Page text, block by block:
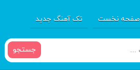
صفحه نخست تک آهنگ جدید
جستجو